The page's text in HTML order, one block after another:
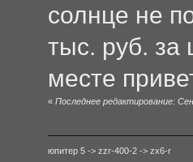
солнце не
тыс. руб. за
месте
« Последнее редактирование:
юпитер 5 -> zzr-400-2 -> zx6-r